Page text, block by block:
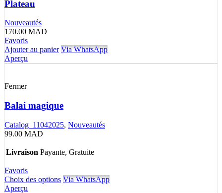
Plateau
Nouveautés
170.00 MAD
Favoris
Ajouter au panier Via WhatsApp
Aperçu
Fermer
Balai magique
Catalog_11042025, Nouveautés
99.00 MAD
Livraison Payante, Gratuite
Favoris
Choix des options Via WhatsApp
Aperçu